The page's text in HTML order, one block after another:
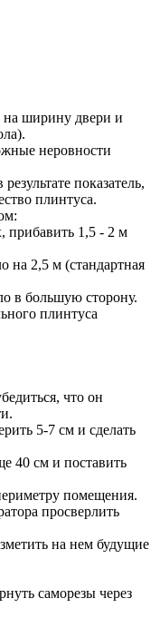
ширину двери и
неровности
показатель,
плинтуса.
прибавить 1,5 - 2 м
на 2,5 м (стандартная
в большую сторону.
плинтуса
что он
5-7 см и сделать
40 см и поставить
помещения.
просверлить
на нем будущие
саморезы через